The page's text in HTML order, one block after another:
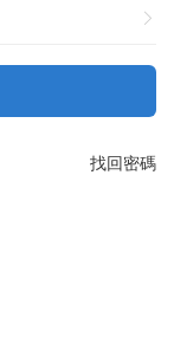
找回密碼